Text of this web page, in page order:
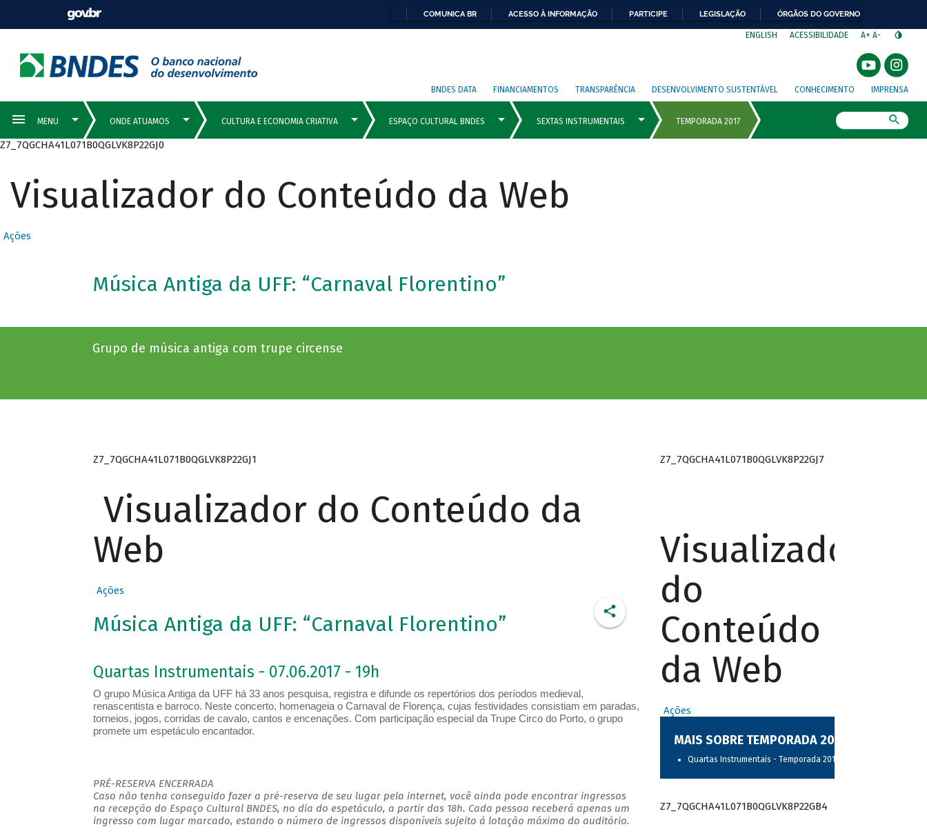
COMUNICA BR ACESSO À INFORMAÇÃO PARTICIPE LEGISLAÇÃO ÓRGÃOS DO GOVERNO
ENGLISH ACESSIBILIDADE A+ A-
BNDES DATA FINANCIAMENTOS TRANSPARÊNCIA DESENVOLVIMENTO SUSTENTÁVEL CONHECIMENTO IMPRENSA
Z7_7QGCHA41L071B0QGLVK8P22GJ0
Visualizador do Conteúdo da Web
Ações
Música Antiga da UFF: “Carnaval Florentino”
Grupo de música antiga com trupe circense
Z7_7QGCHA41L071B0QGLVK8P22GJ1
Visualizador do Conteúdo da
Web
Ações
Música Antiga da UFF: “Carnaval Florentino”
Quartas Instrumentais - 07.06.2017 - 19h
O grupo Música Antiga da UFF há 33 anos pesquisa, registra e difunde os repertórios dos períodos medieval,
renascentista e barroco. Neste concerto, homenageia o Carnaval de Florença, cujas festividades consistiam em paradas,
torneios, jogos, corridas de cavalo, cantos e encenações. Com participação especial da Trupe Circo do Porto, o grupo
promete um espetáculo encantador.
PRÉ-RESERVA ENCERRADA
Caso não tenha conseguido fazer a pré-reserva de seu lugar pela internet, você ainda pode encontrar ingressos
na recepção do Espaço Cultural BNDES, no dia do espetáculo, a partir das 18h. Cada pessoa receberá apenas um
ingresso com lugar marcado, estando o número de ingressos disponíveis sujeito à lotação máxima do auditório.
Z7_7QGCHA41L071B0QGLVK8P22GJ7
Visualizador
do
Conteúdo
da Web
Ações
MAIS SOBRE TEMPORADA 2017
Quartas Instrumentais - Temporada 2017
Z7_7QGCHA41L071B0QGLVK8P22GB4